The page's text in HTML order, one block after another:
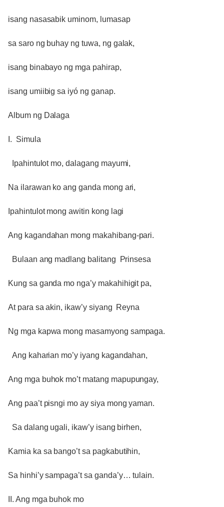
isang nasasabik uminom, lumasap
sa saro ng buhay ng tuwa, ng galak,
isang binabayo ng mga pahirap,
isang umiibig sa iyó ng ganap.
Album ng Dalaga
I. Simula
Ipahintulot mo, dalagang mayumi,
Na ilarawan ko ang ganda mong ari,
Ipahintulot mong awitin kong lagi
Ang kagandahan mong makahibang-pari.
Bulaan ang madlang balitang Prinsesa
Kung sa ganda mo nga’y makahihigit pa,
At para sa akin, ikaw’y siyang Reyna
Ng mga kapwa mong masamyong sampaga.
Ang kaharian mo’y iyang kagandahan,
Ang mga buhok mo’t matang mapupungay,
Ang paa’t pisngi mo ay siya mong yaman.
Sa dalang ugali, ikaw’y isang birhen,
Kamia ka sa bango’t sa pagkabutihin,
Sa hinhi’y sampaga’t sa ganda’y… tulain.
II. Ang mga buhok mo